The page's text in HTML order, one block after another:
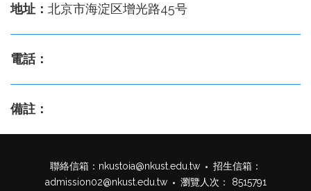
地址： 北京市海淀区增光路45号
電話：
備註：
聯絡信箱： nkustoia@nkust.edu.tw
招生信箱：
admission02@nkust.edu.tw
瀏覽人次： 8515791